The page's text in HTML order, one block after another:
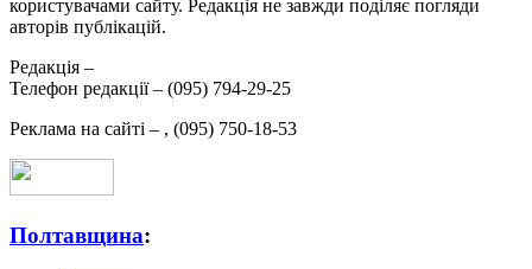
користувачами сайту. Редакція не завжди поділяє погляди
авторів публікацій.
Редакція –
Телефон редакції – (095) 794-29-25
Реклама на сайті – , (095) 750-18-53
Полтавщина: